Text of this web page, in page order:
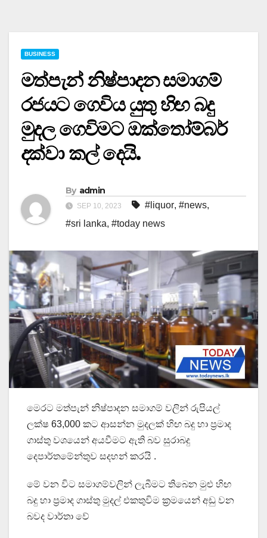
BUSINESS
මත්පැන් නිෂ්පාදන සමාගම්
රජයට ගෙවිය යුතු හිඟ බදු
මුදල ගෙවිමට ඔක්තෝම්බර්
දක්වා කල් දෙයි.
By admin
SEP 10, 2023 #liquor, #news,
#sri lanka, #today news
මෙරට මත්පැන් නිෂ්පාදන සමාගම් වලින් රුපියල්
ලක්ෂ 63,000 කට ආසන්න මුදලක් හිඟ බදු හා ප්‍රමාද
ගාස්තු වශයෙන් අයවීමට ඇති බව සුරාබදු
දෙපාර්තමේන්තුව සදහන් කරයි .
මේ වන විට සමාගම්වලින් ලැබීමට තිබෙන මුළු හිඟ
බදු හා ප්‍රමාද ගාස්තු මුදල් එකතුවිම ක්‍රමයෙන් අඩු වන
බවද වාර්තා වේ